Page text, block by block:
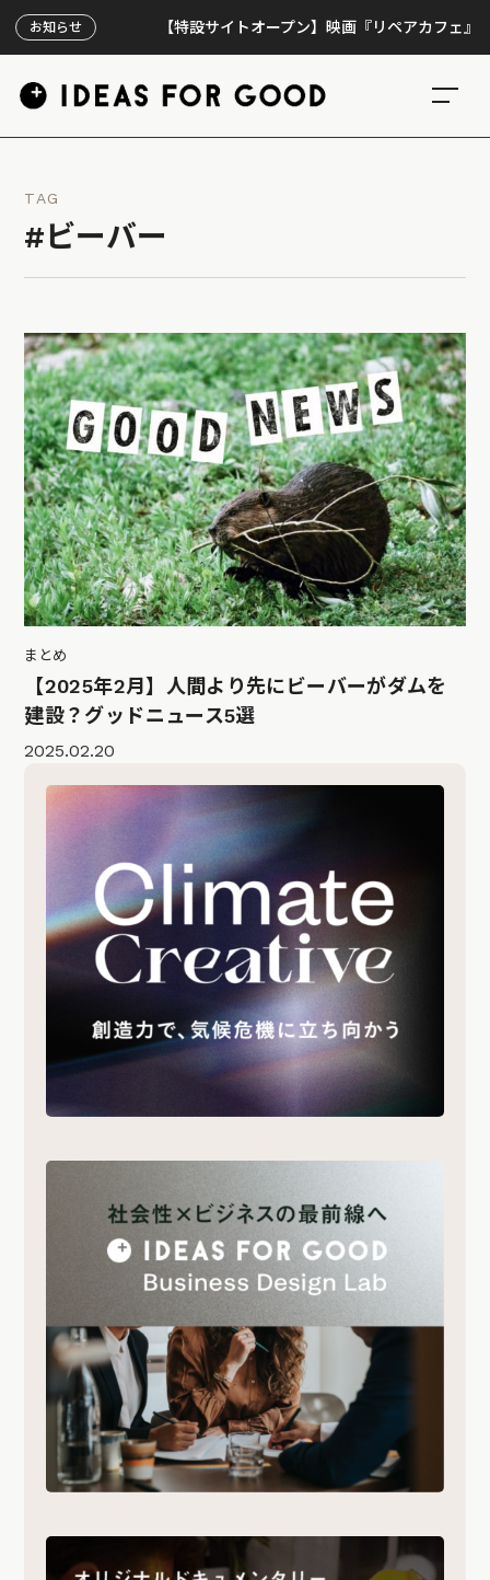
お知らせ 【特設サイトオープン】映画『リペアカフェ』、上
TAG
#ビーバー
まとめ
【2025年2月】人間より先にビーバーがダムを
建設？グッドニュース5選
2025.02.20